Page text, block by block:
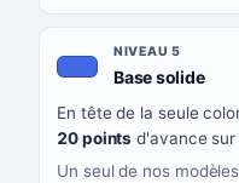
NIVEAU 5
Base solide,
En tête de la seule
20 points d'avance sur
Un seul de nos